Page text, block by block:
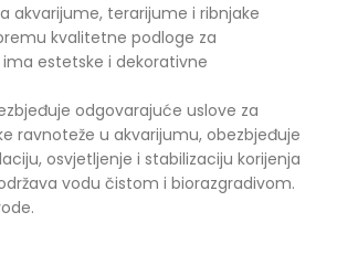
akvarijume, terarijume i ribnjake
kvalitetne podloge za
estetske i dekorativne
odgovarajuće uslove za
ravnoteže u akvarijumu, obezbjeđuje
osvjetljenje i stabilizaciju korijenja
vodu čistom i biorazgradivom.